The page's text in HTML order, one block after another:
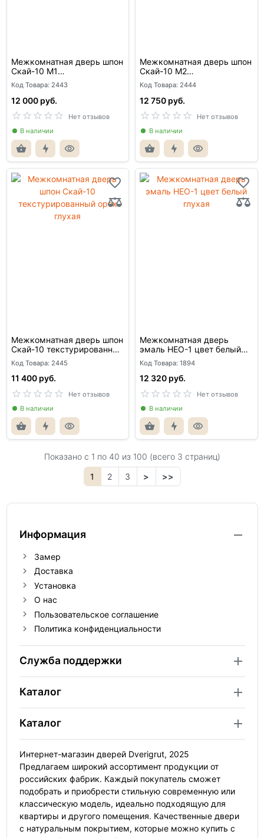
Межкомнатная дверь шпон
Скай-10 М1
текстурированный орех
глухая
Код Товара: 2443
12 000 руб.
Нет отзывов
В наличии
Межкомнатная дверь шпон
Скай-10 М2
текстурированный орех
глухая
Код Товара: 2444
12 750 руб.
Нет отзывов
В наличии
Межкомнатная дверь шпон
Скай-10 текстурированный
орех глухая
Код Товара: 2445
11 400 руб.
Нет отзывов
В наличии
Межкомнатная дверь
эмаль НЕО-1 цвет белый
глухая
Код Товара: 1894
12 320 руб.
Нет отзывов
В наличии
Показано с 1 по 40 из 100 (всего 3 страниц)
1
2 3 > >>
Информация
Замер
Доставка
Установка
О нас
Пользовательское соглашение
Политика конфиденциальности
Служба поддержки
Каталог
Каталог
Интернет-магазин дверей Dverigrut, 2025
Предлагаем широкий ассортимент продукции от
российских фабрик. Каждый покупатель сможет
подобрать и приобрести стильную современную или
классическую модель, идеально подходящую для
квартиры и другого помещения. Качественные двери
с натуральным покрытием, которые можно купить с